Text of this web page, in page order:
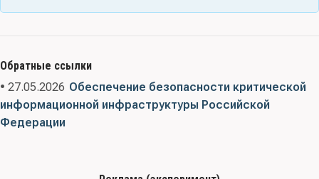
Обратные ссылки
• 27.05.2026 Обеспечение безопасности критической
информационной инфраструктуры Российской
Федерации